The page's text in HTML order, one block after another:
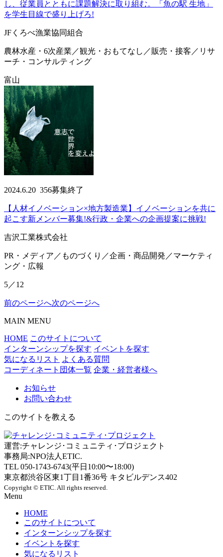
し、従業員とともに課題解決に取り組む。「魚の駅 生地」
を学生目線で盛り上げろ!
JFくろべ漁業協同組合
農林水産・6次産業／観光・おもてなし／販売・接客／リサ
ーチ・コンサルティング
富山
2024.6.20 356募集終了
【人材イノベーション×地方製造業】イノベーションを共に
起こす新メンバー募集!&行政・企業への企画提案に挑戦!
吉沢工業株式会社
PR・メディア／ものづくり／企画・商品開発／マーケティ
ング・広報
5／12
前のページへ次のページへ
MAIN MENU
HOME このサイトについて
インターンシップを探す イベントを探す
気になるリスト よくある質問
コーディネート団体一覧 企業・経営者様へ
お知らせ
お問い合わせ
このサイトを教える
運営:チャレンジ･コミュニティ･プロジェクト
事務局:NPO法人ETIC.
TEL 050-1743-6743(平日10:00〜18:00)
東京都渋谷区東1丁目1番36号 キタビルデンス402
Copyright © ETIC. All rights reserved.
Menu
HOME
このサイトについて
インターンシップを探す
イベントを探す
気になるリスト